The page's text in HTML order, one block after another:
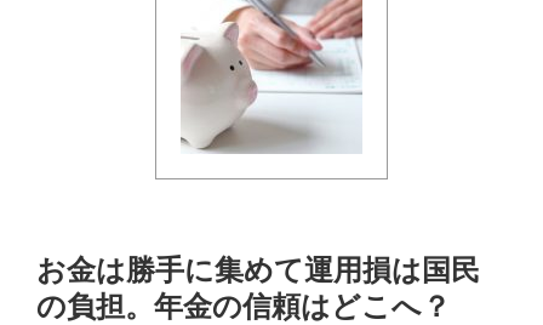
お金は勝手に集めて運用損は国民
の負担。年金の信頼はどこへ？